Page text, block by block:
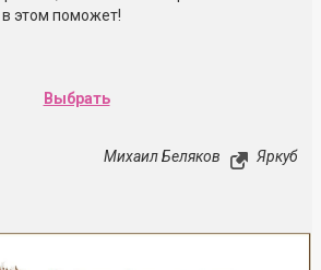
этом поможет!
Выбрать
Михаил Беляков Яркуб